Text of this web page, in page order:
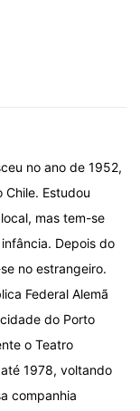
no ano de 1952,
Estudou
mas tem-se
Depois do
no estrangeiro.
Federal Alemã
do Porto
o Teatro
1978, voltando
companhia